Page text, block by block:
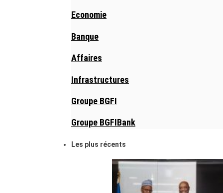
Economie
Banque
Affaires
Infrastructures
Groupe BGFI
Groupe BGFIBank
Les plus récents